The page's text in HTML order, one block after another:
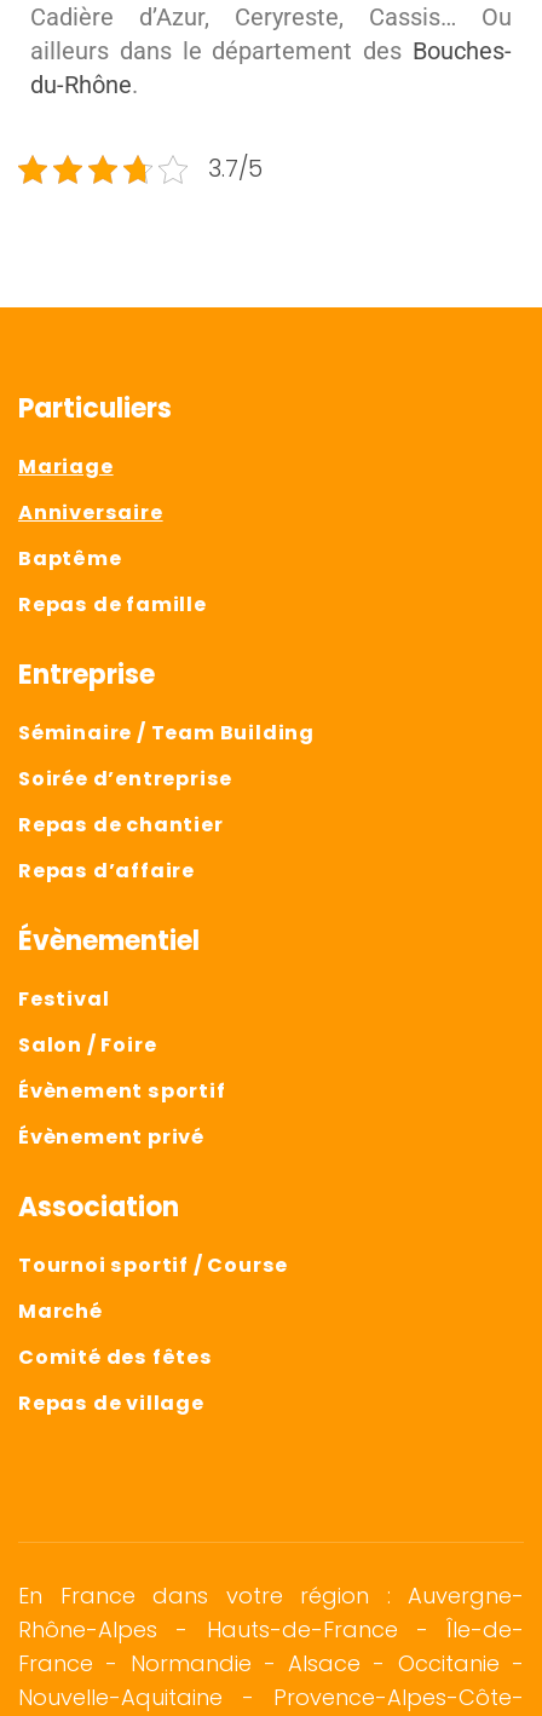
Cadière d’Azur, Ceryreste, Cassis… Ou
ailleurs dans le département des Bouches-
du-Rhône.
3.7/5
Particuliers
Mariage
Anniversaire
Baptême
Repas de famille
Entreprise
Séminaire / Team Building
Soirée d’entreprise
Repas de chantier
Repas d’affaire
Évènementiel
Festival
Salon / Foire
Évènement sportif
Évènement privé
Association
Tournoi sportif / Course
Marché
Comité des fêtes
Repas de village
En France dans votre région : Auvergne-
Rhône-Alpes - Hauts-de-France - Île-de-
France - Normandie -Alsace - Occitanie -
Nouvelle-Aquitaine - Provence-Alpes-Côte-